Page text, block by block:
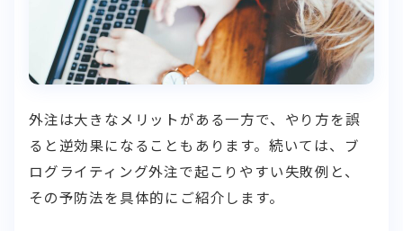
外注は大きなメリットがある一方で、やり方を誤
ると逆効果になることもあります。続いては、ブ
ログライティング外注で起こりやすい失敗例と、
その予防法を具体的にご紹介します。